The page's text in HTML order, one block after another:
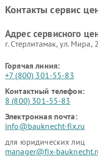
Контакты сервис
Адрес сервисного
г. Стерлитамак, ул. Мира,
Горячая линия:
+7 (800) 301-55-83
Контактный телефон:
8 (800) 301-55-83
Электронная почта:
info@bauknecht-fix.ru
для юридических лиц
manager@fix-